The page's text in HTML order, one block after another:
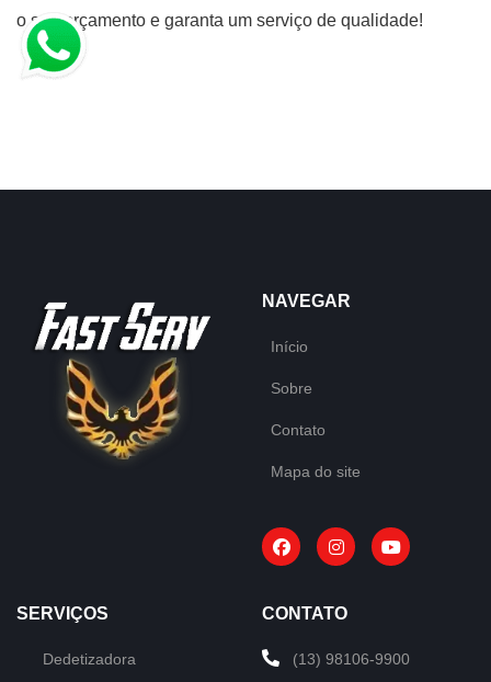
o seu orçamento e garanta um serviço de qualidade!
NAVEGAR
Início
Sobre
Contato
Mapa do site
SERVIÇOS
Dedetizadora
CONTATO
(13) 98106-9900